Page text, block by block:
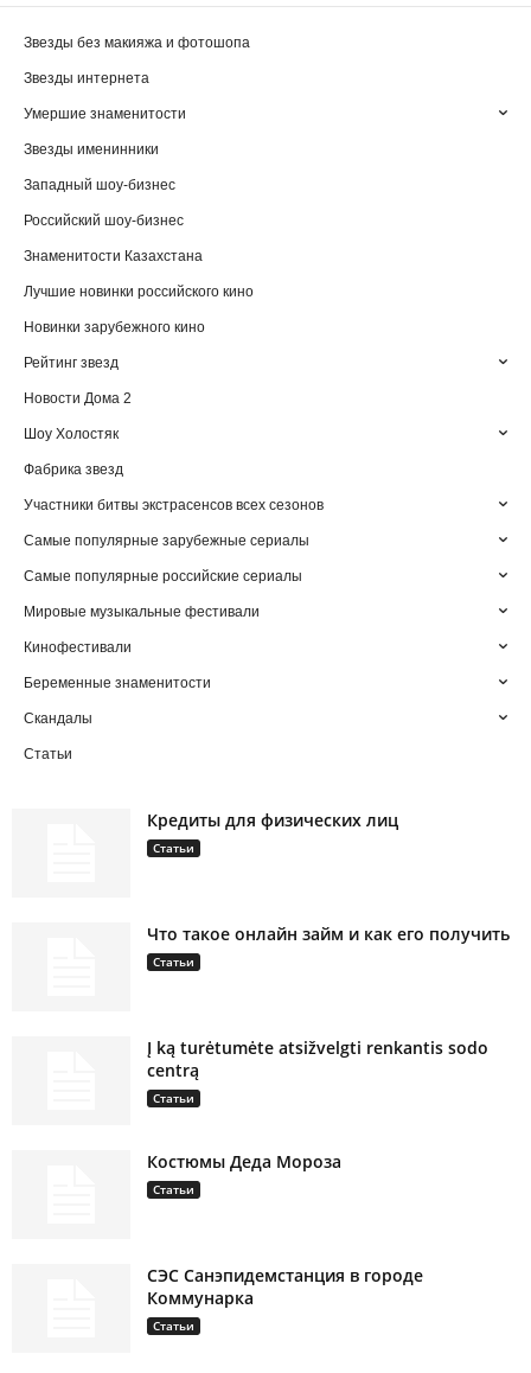
Звезды без макияжа и фотошопа
Звезды интернета
Умершие знаменитости
Звезды именинники
Западный шоу-бизнес
Российский шоу-бизнес
Знаменитости Казахстана
Лучшие новинки российского кино
Новинки зарубежного кино
Рейтинг звезд
Новости Дома 2
Шоу Холостяк
Фабрика звезд
Участники битвы экстрасенсов всех сезонов
Самые популярные зарубежные сериалы
Самые популярные российские сериалы
Мировые музыкальные фестивали
Кинофестивали
Беременные знаменитости
Скандалы
Статьи
Кредиты для физических лиц
Статьи
Что такое онлайн займ и как его получить
Статьи
Į ką turėtumėte atsižvelgti renkantis sodo
centrą
Статьи
Костюмы Деда Мороза
Статьи
СЭС Санэпидемстанция в городе
Коммунарка
Статьи